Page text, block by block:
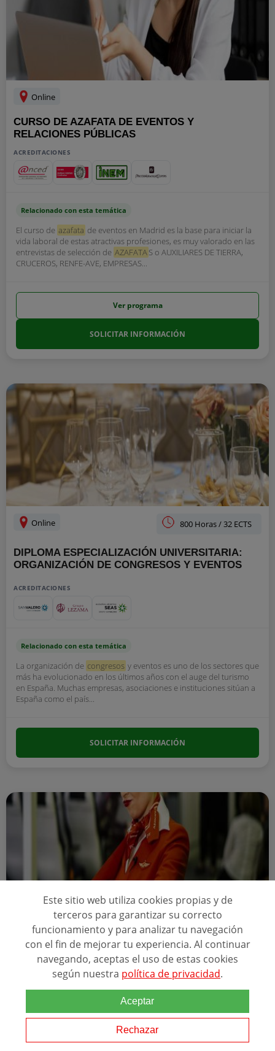
Online
CURSO DE AZAFATA DE EVENTOS Y
RELACIONES PÚBLICAS
ACREDITACIONES
Relacionado con esta temática
El curso de azafata de eventos en Madrid es la base para iniciar la
vida laboral de estas atractivas profesiones, es muy valorado en las
entrevistas de selección de AZAFATAS o AUXILIARES DE TIERRA,
CRUCEROS, RENFE-AVE, EMPRESAS...
Ver programa
SOLICITAR INFORMACIÓN
Online 800 Horas / 32 ECTS
DIPLOMA ESPECIALIZACIÓN UNIVERSITARIA:
ORGANIZACIÓN DE CONGRESOS Y EVENTOS
ACREDITACIONES
Relacionado con esta temática
La organización de congresos y eventos es uno de los sectores que
más ha evolucionado en los últimos años con el auge del turismo
en España. Muchas empresas, asociaciones e instituciones sitúan a
España como el país...
SOLICITAR INFORMACIÓN
Online 200 horas
CURSO DE AZAFATA ASISTENTE DE VUELO
AGENCIA ESTATAL DE SEGURIDAD AÉREA
+2
Este sitio web utiliza cookies propias y de
terceros para garantizar su correcto
funcionamiento y para analizar tu navegación
con el fin de mejorar tu experiencia. Al continuar
navegando, aceptas el uso de estas cookies
según nuestra política de privacidad.
Aceptar
Rechazar